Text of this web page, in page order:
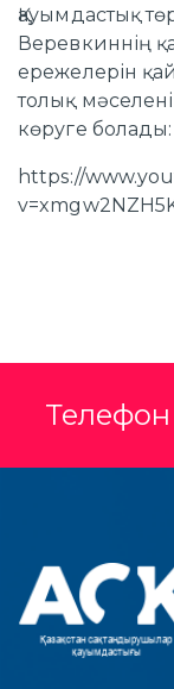
Қауымдастық
Веревкиннің
ережелерін
толық
көруге болады:
https://